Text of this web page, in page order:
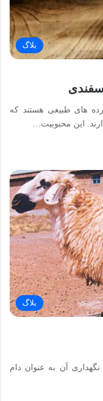
بلاگ
های طبیعی هستند که
این محبوبیت…
بلاگ
آن به عنوان دام